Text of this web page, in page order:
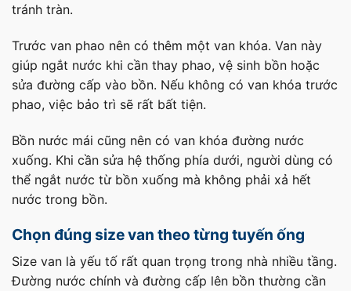
tránh tràn.
Trước van phao nên có thêm một van khóa. Van này
giúp ngắt nước khi cần thay phao, vệ sinh bồn hoặc
sửa đường cấp vào bồn. Nếu không có van khóa trước
phao, việc bảo trì sẽ rất bất tiện.
Bồn nước mái cũng nên có van khóa đường nước
xuống. Khi cần sửa hệ thống phía dưới, người dùng có
thể ngắt nước từ bồn xuống mà không phải xả hết
nước trong bồn.
Chọn đúng size van theo từng tuyến ống
Size van là yếu tố rất quan trọng trong nhà nhiều tầng.
Đường nước chính và đường cấp lên bồn thường cần